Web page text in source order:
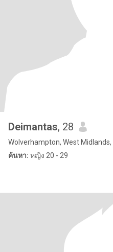
Deimantas, 28
Wolverhampton, West
ค้นหา: หญิง 20 - 29